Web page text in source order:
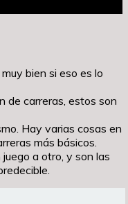
bien si eso es lo
de carreras, estos son
Hay varias cosas en
más básicos.
a otro, y son las